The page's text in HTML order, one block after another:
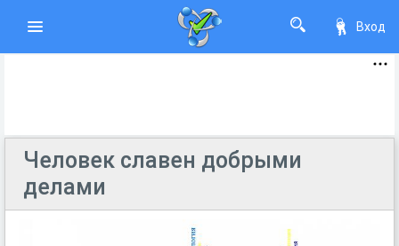
Вход
Человек славен добрыми
делами